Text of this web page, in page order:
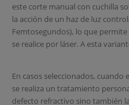
este corte manual con cuchilla
la acción de un haz de luz
Femtosegundos), lo que
se realice por láser. A esta
En casos seleccionados,
se realiza un tratamiento
defecto refractivo sino también